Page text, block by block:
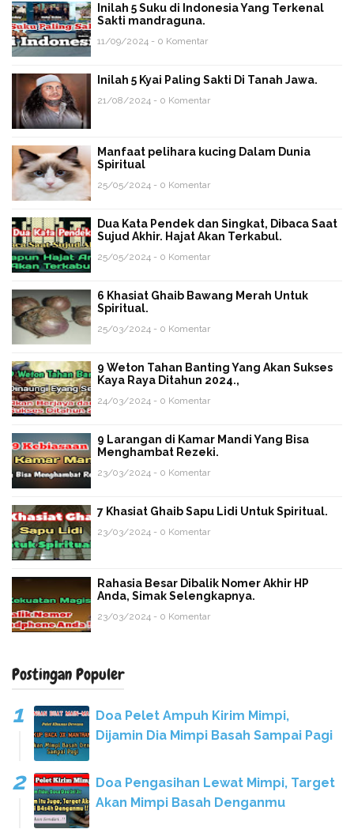
Inilah 5 Suku di Indonesia Yang Terkenal
Sakti mandraguna.
11/09/2024 - 0 Komentar
Inilah 5 Kyai Paling Sakti Di Tanah Jawa.
21/08/2024 - 0 Komentar
Manfaat pelihara kucing Dalam Dunia
Spiritual
25/05/2024 - 0 Komentar
Dua Kata Pendek dan Singkat, Dibaca Saat
Sujud Akhir. Hajat Akan Terkabul.
25/05/2024 - 0 Komentar
6 Khasiat Ghaib Bawang Merah Untuk
Spiritual.
25/03/2024 - 0 Komentar
9 Weton Tahan Banting Yang Akan Sukses
Kaya Raya Ditahun 2024.,
24/03/2024 - 0 Komentar
9 Larangan di Kamar Mandi Yang Bisa
Menghambat Rezeki.
23/03/2024 - 0 Komentar
7 Khasiat Ghaib Sapu Lidi Untuk Spiritual.
23/03/2024 - 0 Komentar
Rahasia Besar Dibalik Nomer Akhir HP
Anda, Simak Selengkapnya.
23/03/2024 - 0 Komentar
Postingan Populer
Doa Pelet Ampuh Kirim Mimpi,
Dijamin Dia Mimpi Basah Sampai Pagi
Doa Pengasihan Lewat Mimpi, Target
Akan Mimpi Basah Denganmu